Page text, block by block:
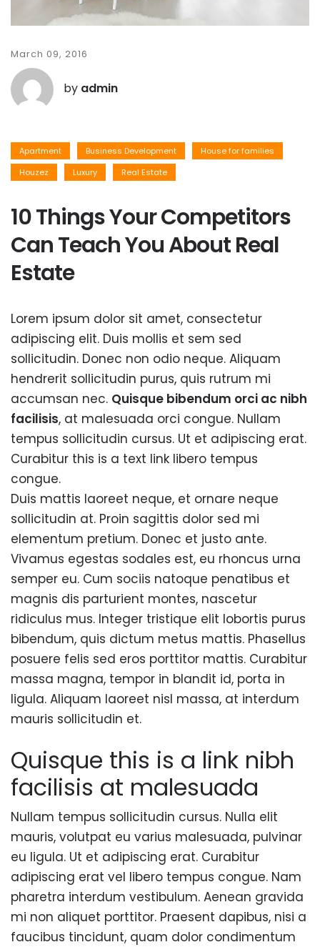
March 09, 2016
by admin
Apartment Business Development
House for families
Houzez
Luxury Real Estate
10 Things Your Competitors
Can Teach You About Real
Estate
Lorem ipsum dolor sit amet, consectetur
adipiscing elit. Duis mollis et sem sed
sollicitudin. Donec non odio neque. Aliquam
hendrerit sollicitudin purus, quis rutrum mi
accumsan nec. Quisque bibendum orci ac nibh
facilisis, at malesuada orci congue. Nullam
tempus sollicitudin cursus. Ut et adipiscing erat.
Curabitur this is a text link libero tempus
congue.
Duis mattis laoreet neque, et ornare neque
sollicitudin at. Proin sagittis dolor sed mi
elementum pretium. Donec et justo ante.
Vivamus egestas sodales est, eu rhoncus urna
semper eu. Cum sociis natoque penatibus et
magnis dis parturient montes, nascetur
ridiculus mus. Integer tristique elit lobortis purus
bibendum, quis dictum metus mattis. Phasellus
posuere felis sed eros porttitor mattis. Curabitur
massa magna, tempor in blandit id, porta in
ligula. Aliquam laoreet nisl massa, at interdum
mauris sollicitudin et.
Quisque this is a link nibh
facilisis at malesuada
Nullam tempus sollicitudin cursus. Nulla elit
mauris, volutpat eu varius malesuada, pulvinar
eu ligula. Ut et adipiscing erat. Curabitur
adipiscing erat vel libero tempus congue. Nam
pharetra interdum vestibulum. Aenean gravida
mi non aliquet porttitor. Praesent dapibus, nisi a
faucibus tincidunt, quam dolor condimentum